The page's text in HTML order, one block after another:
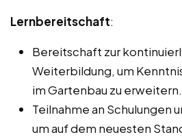
Lernbereitschaft:
Bereitschaft zur
Weiterbildung, um
im Gartenbau zu erweitern.
Teilnahme an Schulungen
um auf dem neuesten